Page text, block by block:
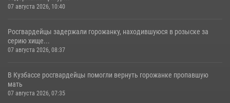
07 августа 2026, 10:40
Росгвардейцы задержали горожанку, находившуюся в розыске за
серию хище...
07 августа 2026, 08:37
В Кузбассе росгвардейцы помогли вернуть горожанке пропавшую
мать
07 августа 2026, 07:35